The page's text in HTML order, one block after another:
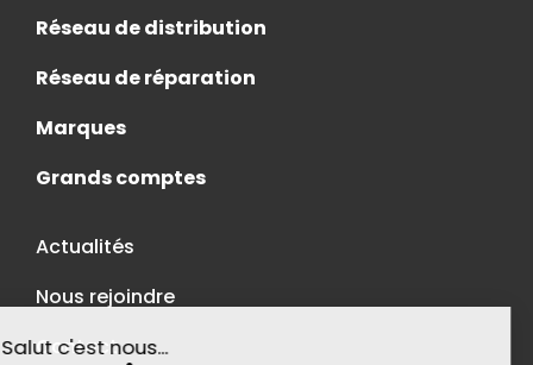
Réseau de distribution
Réseau de réparation
Marques
Grands comptes
Actualités
Nous rejoindre
Contact